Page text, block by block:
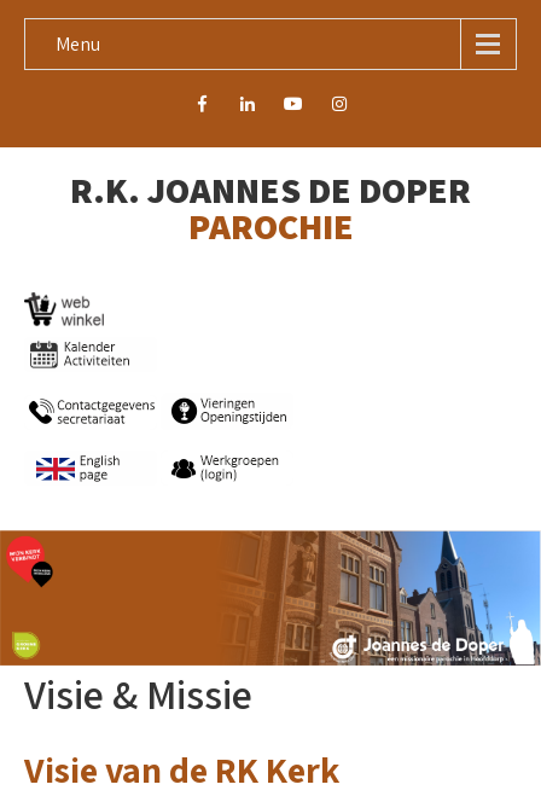
Menu
R.K. JOANNES DE DOPER
PAROCHIE
Visie & Missie
Visie van de RK Kerk